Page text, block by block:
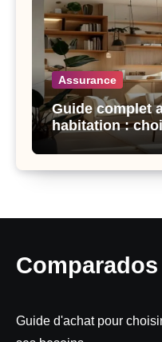
Assurance
Guide complet
habitation :
Comparados
Guide d'achat pour